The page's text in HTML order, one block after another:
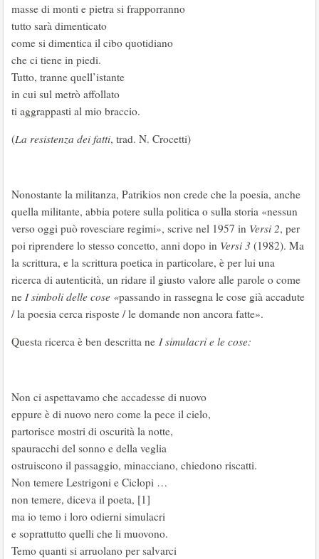
masse di monti e pietra si frapporranno
tutto sarà dimenticato
come si dimentica il cibo quotidiano
che ci tiene in piedi.
Tutto, tranne quell’istante
in cui sul metrò affollato
ti aggrappasti al mio braccio.
(La resistenza dei fatti, trad. N. Crocetti)
Nonostante la militanza, Patrikios non crede che la poesia, anche
quella militante, abbia potere sulla politica o sulla storia «nessun
verso oggi può rovesciare regimi», scrive nel 1957 in Versi 2, per
poi riprendere lo stesso concetto, anni dopo in Versi 3 (1982). Ma
la scrittura, e la scrittura poetica in particolare, è per lui una
ricerca di autenticità, un ridare il giusto valore alle parole o come
ne I simboli delle cose «passando in rassegna le cose già accadute
/ la poesia cerca risposte / le domande non ancora fatte».
Questa ricerca è ben descritta ne I simulacri e le cose:
Non ci aspettavamo che accadesse di nuovo
eppure è di nuovo nero come la pece il cielo,
partorisce mostri di oscurità la notte,
spauracchi del sonno e della veglia
ostruiscono il passaggio, minacciano, chiedono riscatti.
Non temere Lestrigoni e Ciclopi …
non temere, diceva il poeta, [1]
ma io temo i loro odierni simulacri
e soprattutto quelli che li muovono.
Temo quanti si arruolano per salvarci